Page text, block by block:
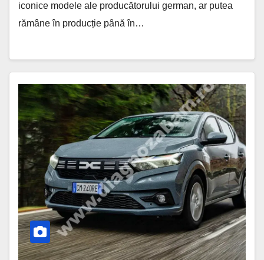
iconice modele ale producătorului german, ar putea
rămâne în producție până în…
Dacia
Sandero,
cea
mai
vândută
mașină
Europa